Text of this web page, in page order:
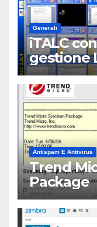
Generali
iTALC
gestione
Antispam E Antivirus
Trend
Package